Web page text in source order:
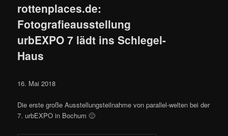
rottenplaces.de:
Fotografieausstellung
urbEXPO 7 lädt ins Schlegel-
Haus
16. Mai 2018
Die erste große Ausstellungsteilnahme von parallel-welten bei der
7. urbEXPO in Bochum 🙂